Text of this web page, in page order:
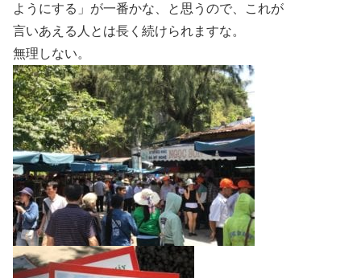
ようにする」が一番かな、と思うので、これが
言いあえる人とは長く続けられますな。
無理しない。